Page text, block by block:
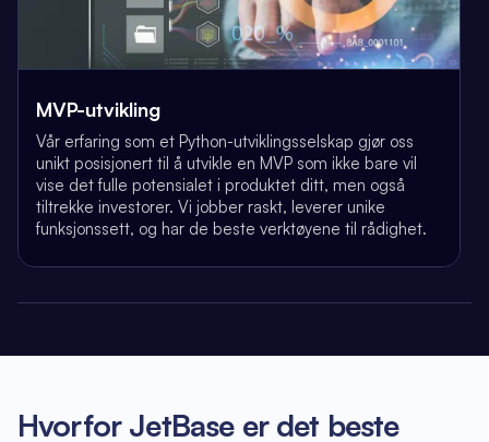
MVP-utvikling
Vår erfaring som et Python-utviklingsselskap gjør oss
unikt posisjonert til å utvikle en MVP som ikke bare vil
vise det fulle potensialet i produktet ditt, men også
tiltrekke investorer. Vi jobber raskt, leverer unike
funksjonssett, og har de beste verktøyene til rådighet.
Hvorfor JetBase er det beste